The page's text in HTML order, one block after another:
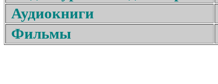
Аудиокниги
Фильмы